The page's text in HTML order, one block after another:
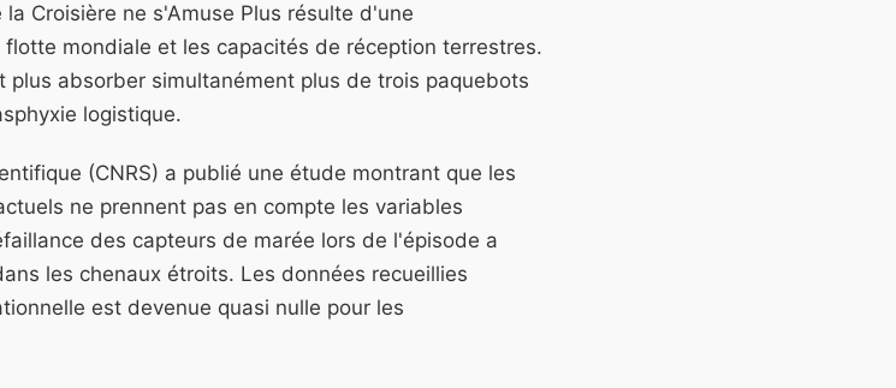
Croisière ne s'Amuse Plus résulte d'une
mondiale et les capacités de réception terrestres.
absorber simultanément plus de trois paquebots
logistique.
(CNRS) a publié une étude montrant que les
ne prennent pas en compte les variables
des capteurs de marée lors de l'épisode a
les chenaux étroits. Les données recueillies
est devenue quasi nulle pour les